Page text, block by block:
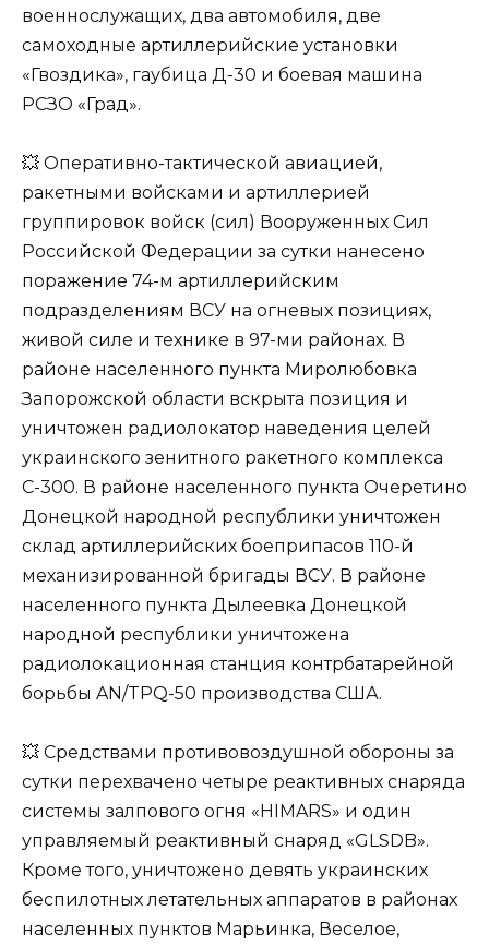
военнослужащих, два автомобиля, две
самоходные артиллерийские установки
«Гвоздика», гаубица Д-30 и боевая машина
РСЗО «Град».
💥 Оперативно-тактической авиацией,
ракетными войсками и артиллерией
группировок войск (сил) Вооруженных Сил
Российской Федерации за сутки нанесено
поражение 74-м артиллерийским
подразделениям ВСУ на огневых позициях,
живой силе и технике в 97-ми районах. В
районе населенного пункта Миролюбовка
Запорожской области вскрыта позиция и
уничтожен радиолокатор наведения целей
украинского зенитного ракетного комплекса
С-300. В районе населенного пункта Очеретино
Донецкой народной республики уничтожен
склад артиллерийских боеприпасов 110-й
механизированной бригады ВСУ. В районе
населенного пункта Дылеевка Донецкой
народной республики уничтожена
радиолокационная станция контрбатарейной
борьбы AN/TPQ-50 производства США.
💥 Средствами противовоздушной обороны за
сутки перехвачено четыре реактивных снаряда
системы залпового огня «HIMARS» и один
управляемый реактивный снаряд «GLSDB».
Кроме того, уничтожено девять украинских
беспилотных летательных аппаратов в районах
населенных пунктов Марьинка, Веселое,